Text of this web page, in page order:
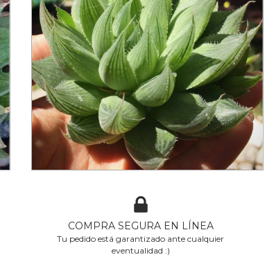
Haworthia cooperi cooperi
7meses sin intereses de $9.29
COMPRA SEGURA EN LÍNEA
Tu pedido está garantizado ante cualquier
eventualidad :)